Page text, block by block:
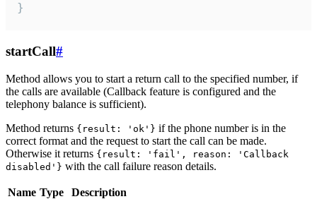
}
startCall#
Method allows you to start a return call to the specified number, if
the calls are available (Callback feature is configured and the
telephony balance is sufficient).
Method returns {result: 'ok'} if the phone number is in the
correct format and the request to start the call can be made.
Otherwise it returns {result: 'fail', reason: 'Callback
disabled'} with the call failure reason details.
Name Type
Description